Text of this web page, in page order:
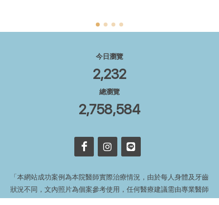
今日瀏覽
2,232
總瀏覽
2,758,584
「本網站成功案例為本院醫師實際治療情況，由於每人身體及牙齒
狀況不同，文內照片為個案參考使用，任何醫療建議需由專業醫師